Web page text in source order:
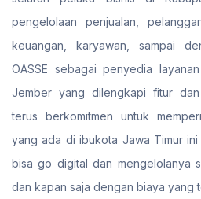
pengelolaan penjualan,
keuangan, karyawan, sampai
OASSE sebagai penyedia
Jember yang dilengkapi fitur dan
terus berkomitmen untuk
yang ada di ibukota Jawa Timur
bisa go digital dan mengelolanya
dan kapan saja dengan biaya yang